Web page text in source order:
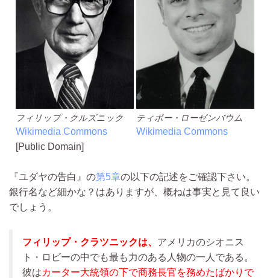
フィリップ・クルズニック
Wikimedia Commons
[Public Domain]
ティボー・ローゼンバウム
Wikimedia Commons
『ユダヤの告白』の第5章の以下の記述をご確認下さい。
銀行名など細かな？はありますが、概ねは事実と見て良い
でしょう。
フィリップ・クラツニックは、 アメリカのシオニス
ト・ロビーの中でも最も力のある人物の一人である。
彼はカーター大統領の下で商務長官を務めたばかりで